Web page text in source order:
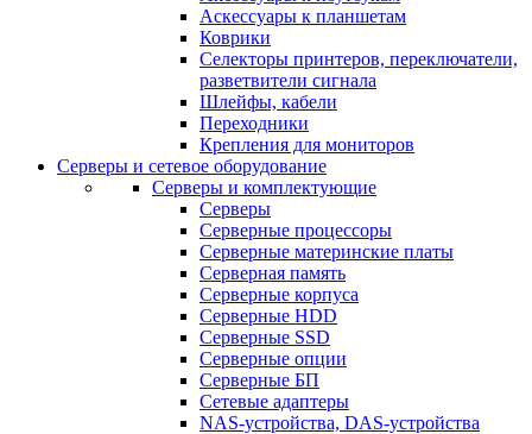
Аскессуары к планшетам
Коврики
Селекторы принтеров, переключатели,
разветвители сигнала
Шлейфы, кабели
Переходники
Крепления для мониторов
Серверы и сетевое оборудование
Серверы и комплектующие
Серверы
Серверные процессоры
Серверные материнские платы
Серверная память
Серверные корпуса
Серверные HDD
Серверные SSD
Серверные опции
Серверные БП
Сетевые адаптеры
NAS-устройства, DAS-устройства